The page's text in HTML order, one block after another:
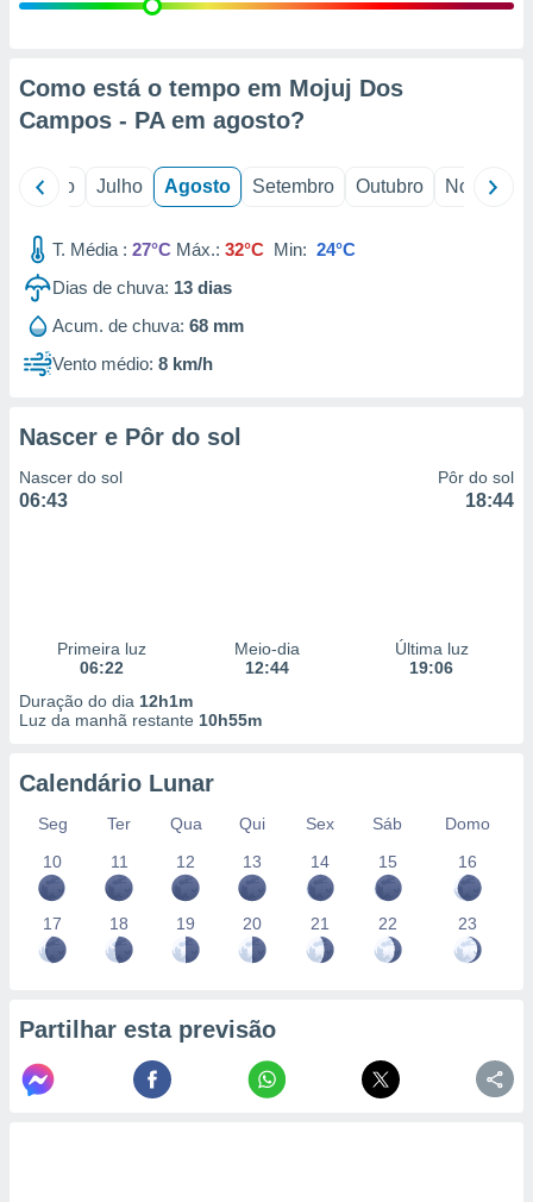
estudos
1199
Como está o tempo em Mojuj Dos
Campos - PA em agosto?
Junho Julho Agosto Setembro Outubro Novembro
T. Média : 27°C Máx.: 32°C Min: 24°C
Dias de chuva: 13 dias
Acum. de chuva: 68 mm
Vento médio: 8 km/h
Nascer e Pôr do sol
Nascer do sol
06:43
Pôr do sol
18:44
Primeira luz
06:22
Meio-dia
12:44
Última luz
19:06
Duração do dia 12h1m
Luz da manhã restante 10h55m
Calendário Lunar
Seg Ter Qua Qui Sex Sáb
Domo
10
11 12 13 14 15 16
17 18 19 20 21 22 23
Partilhar esta previsão